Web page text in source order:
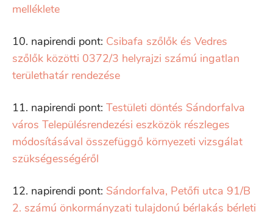
melléklete
10. napirendi pont: Csibafa szőlők és Vedres
szőlők közötti 0372/3 helyrajzi számú ingatlan
területhatár rendezése
11. napirendi pont: Testületi döntés Sándorfalva
város Településrendezési eszközök részleges
módosításával összefüggő környezeti vizsgálat
szükségességéről
12. napirendi pont: Sándorfalva, Petőfi utca 91/B
2. számú önkormányzati tulajdonú bérlakás bérleti